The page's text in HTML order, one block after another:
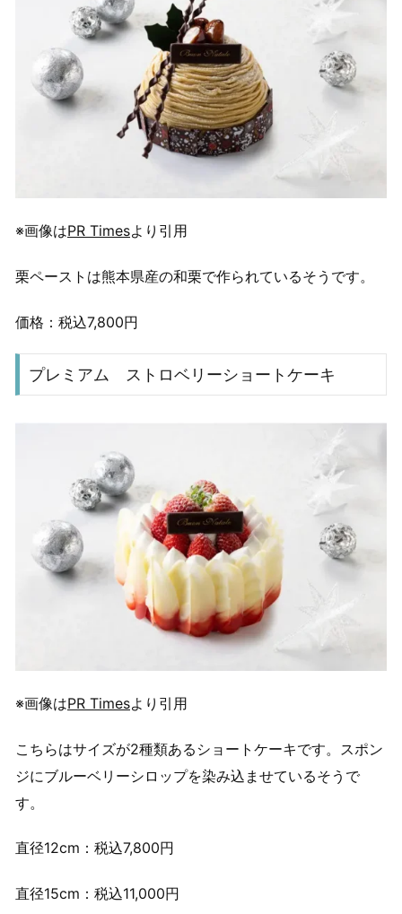
※画像はPR Timesより引用
栗ペーストは熊本県産の和栗で作られているそうです。
価格：税込7,800円
プレミアム ストロベリーショートケーキ
※画像はPR Timesより引用
こちらはサイズが2種類あるショートケーキです。スポン
ジにブルーベリーシロップを染み込ませているそうで
す。
直径12cm：税込7,800円
直径15cm：税込11,000円